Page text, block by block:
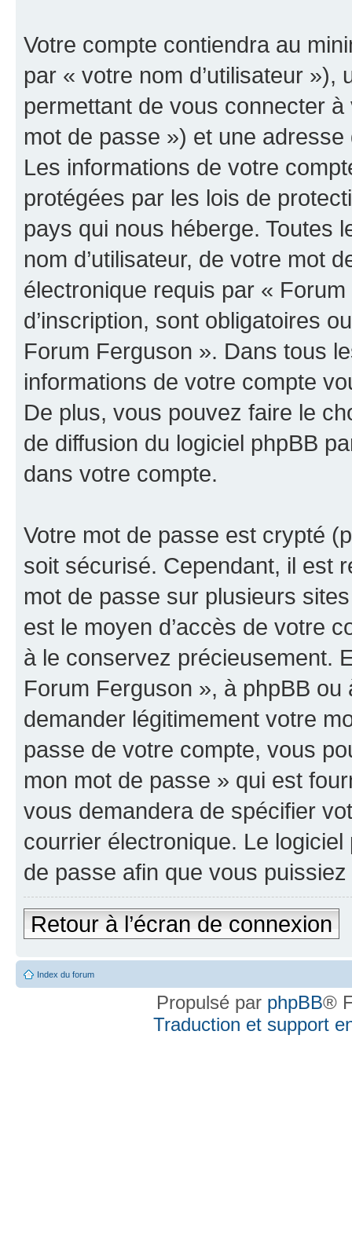
Votre compte contiendra au
par « votre nom d’utilisateur
permettant de vous connecter
mot de passe ») et une
Les informations de votre
protégées par les lois de
pays qui nous héberge. Toutes
nom d’utilisateur, de votre mot
électronique requis par «
d’inscription, sont obligatoires
Forum Ferguson ». Dans tous
informations de votre compte
De plus, vous pouvez faire le
de diffusion du logiciel phpBB
dans votre compte.
Votre mot de passe est crypté
soit sécurisé. Cependant, il est
mot de passe sur plusieurs
est le moyen d’accès de votre
à le conservez précieusement.
Forum Ferguson », à phpBB
demander légitimement votre
passe de votre compte, vous
mon mot de passe » qui est
vous demandera de spécifier
courrier électronique. Le
de passe afin que vous
Retour à l’écran de connexion
Index du forum
Propulsé par phpBB®
Traduction et support